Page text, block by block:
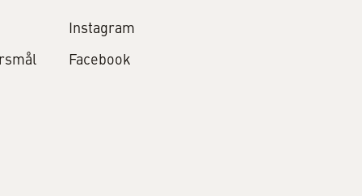
Instagram
Facebook